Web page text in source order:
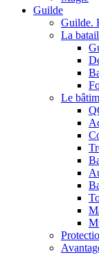
Guilde
Guilde.
La
Le